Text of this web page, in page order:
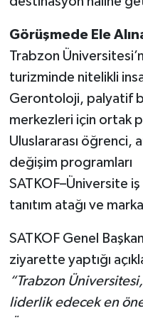
Görüşmede Ele
Trabzon
turizminde nitelikli
Gerontoloji, palyatif
merkezleri için ortak
Uluslararası öğrenci,
değişim programları
SATKOF–Üniversite
tanıtım atağı ve
SATKOF Genel
ziyarette yaptığı
“Trabzon
liderlik edecek en